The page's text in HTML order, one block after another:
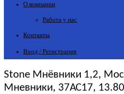
О компании
Работа у нас
Контакты
Вход / Регистрация
Stone Мнёвники 1,2,
Мневники, 37АС17,